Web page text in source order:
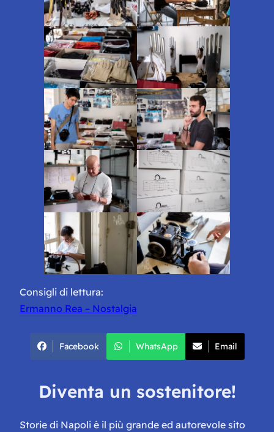
Consigli di lettura:
Ermanno Rea – Nostalgia
Facebook WhatsApp Email
Diventa un sostenitore!
Storie di Napoli è il più grande ed autorevole sito